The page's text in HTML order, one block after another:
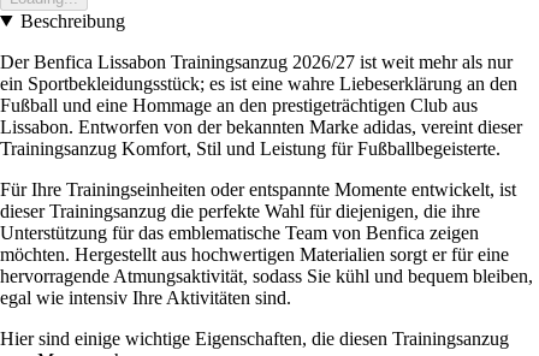
Beschreibung
Der Benfica Lissabon Trainingsanzug 2026/27 ist weit mehr als nur
ein Sportbekleidungsstück; es ist eine wahre Liebeserklärung an den
Fußball und eine Hommage an den prestigeträchtigen Club aus
Lissabon. Entworfen von der bekannten Marke adidas, vereint dieser
Trainingsanzug Komfort, Stil und Leistung für Fußballbegeisterte.
Für Ihre Trainingseinheiten oder entspannte Momente entwickelt, ist
dieser Trainingsanzug die perfekte Wahl für diejenigen, die ihre
Unterstützung für das emblematische Team von Benfica zeigen
möchten. Hergestellt aus hochwertigen Materialien sorgt er für eine
hervorragende Atmungsaktivität, sodass Sie kühl und bequem bleiben,
egal wie intensiv Ihre Aktivitäten sind.
Hier sind einige wichtige Eigenschaften, die diesen Trainingsanzug